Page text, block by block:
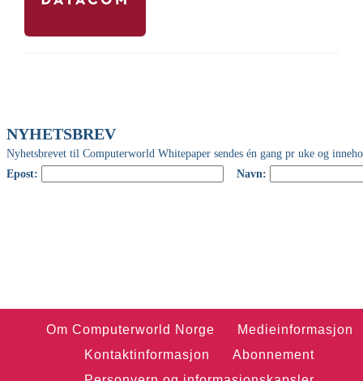
Om Computerworld Norge
Medieinformasjon
Kontaktinformasjon
Abonnement